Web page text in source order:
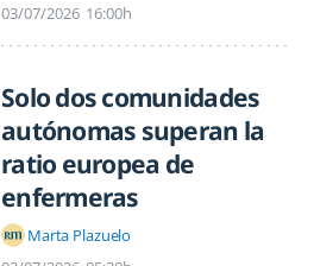
03/07/2026 16:00h
Solo dos comunidades
autónomas superan la
ratio europea de
enfermeras
Marta Plazuelo